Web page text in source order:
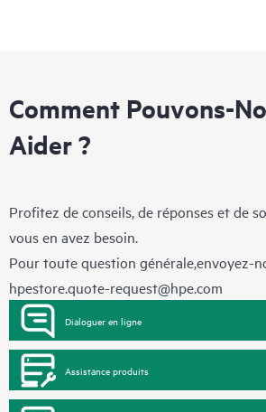
Comment Pouvons-
Aider ?
Profitez de conseils, de réponses et de
vous en avez besoin.
Pour toute question générale,envoyez-
hpestore.quote-request@hpe.com
Dialoguer en ligne
Assistance produits